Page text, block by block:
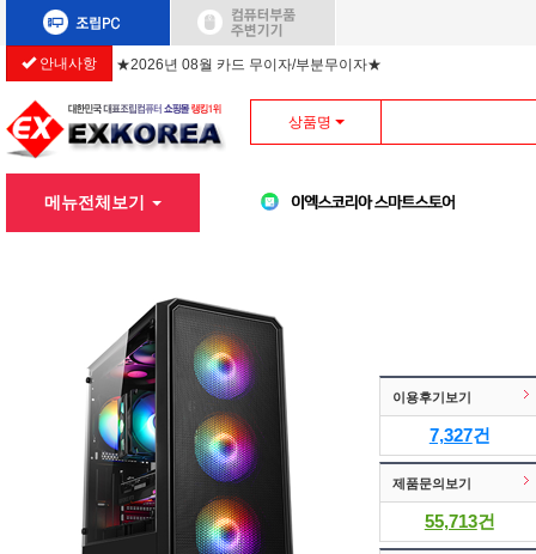
안내사항 ★2026년 08월 카드 무이자/부분무이자★
상품명
메뉴전체보기
이용후기보기
7,327건
제품문의보기
55,713건